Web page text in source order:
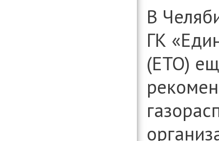
В
ГК
(ЕТО)